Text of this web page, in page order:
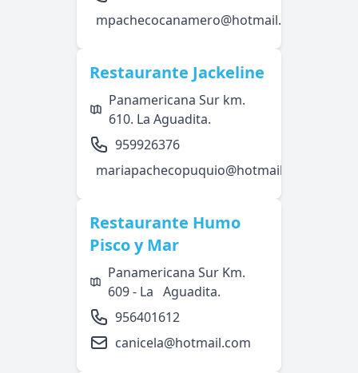
mpachecocanamero@hotmail.com
Restaurante Jackeline
Panamericana Sur km.
610. La Aguadita.
959926376
mariapachecopuquio@hotmail.com
Restaurante Humo
Pisco y Mar
Panamericana Sur Km.
609 - La Aguadita.
956401612
canicela@hotmail.com